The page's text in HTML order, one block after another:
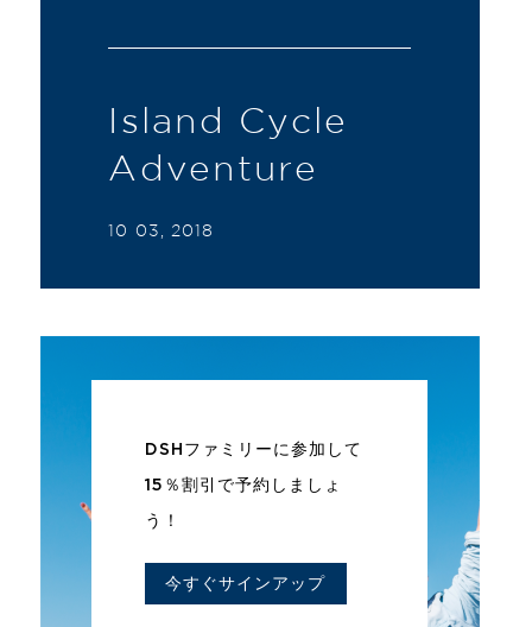
Island Cycle
Adventure
10 03, 2018
DSHファミリーに参加して
15％割引で予約しましょ
う！
今すぐサインアップ